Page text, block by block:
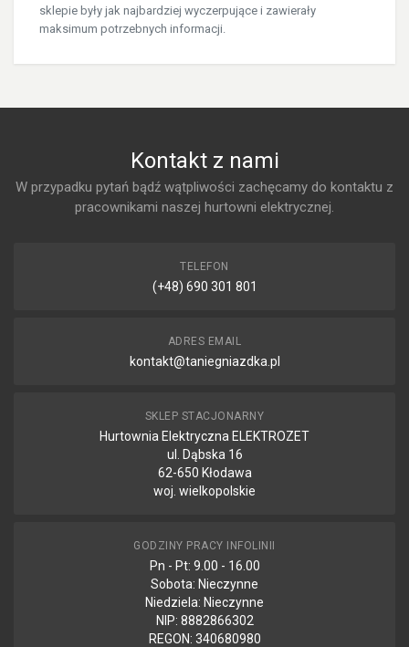
sklepie były jak najbardziej wyczerpujące i zawierały
maksimum potrzebnych informacji.
Kontakt z nami
W przypadku pytań bądź wątpliwości zachęcamy do kontaktu z
pracownikami naszej hurtowni elektrycznej.
TELEFON
(+48) 690 301 801
ADRES EMAIL
kontakt@taniegniazdka.pl
SKLEP STACJONARNY
Hurtownia Elektryczna ELEKTROZET
ul. Dąbska 16
62-650 Kłodawa
woj. wielkopolskie
GODZINY PRACY INFOLINII
Pn - Pt: 9.00 - 16.00
Sobota: Nieczynne
Niedziela: Nieczynne
NIP: 8882866302
REGON: 340680980